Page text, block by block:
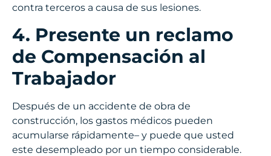
contra terceros a causa de sus lesiones.
4. Presente un reclamo
de Compensación al
Trabajador
Después de un accidente de obra de
construcción, los gastos médicos pueden
acumularse rápidamente– y puede que usted
este desempleado por un tiempo considerable.